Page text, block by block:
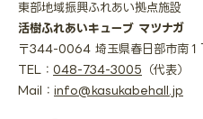
東部地域振興ふれあい拠点施設
活樹ふれあいキューブ マツナガ
〒344-0064 埼玉県春日部市南１
TEL： 048-734-3005 （代表）
Mail： info@kasukabehall.jp